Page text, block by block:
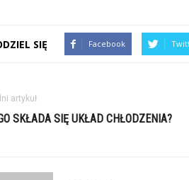
SIĘ Facebook
artykuł
SKŁADA SIĘ UKŁAD CHŁODZENIA?